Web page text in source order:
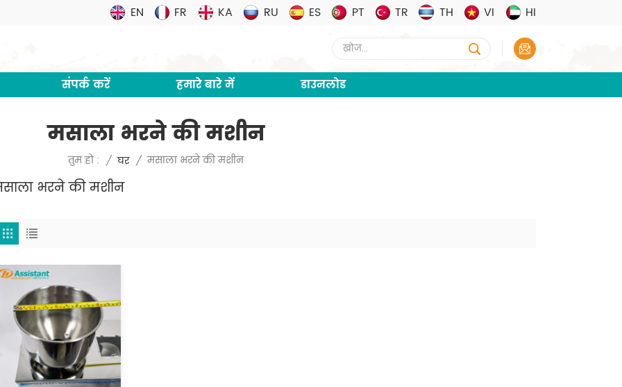
EN FR KA RU ES PT TR TH VI HI
संपर्क करें हमारे बारे में डाउनलोड
मसाला भरने की मशीन
तुम हो : / घर / मसाला भरने की मशीन
भरने की मशीन